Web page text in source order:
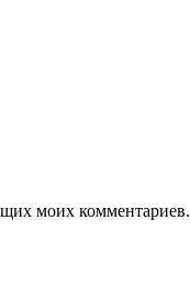
моих комментариев.